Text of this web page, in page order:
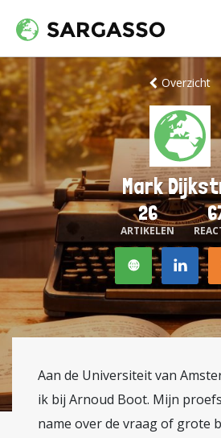
Overzicht
Mark
26
ARTIKELEN
Aan de Universiteit van
ik bij Arnoud Boot. Mijn
name over de vraag of grote